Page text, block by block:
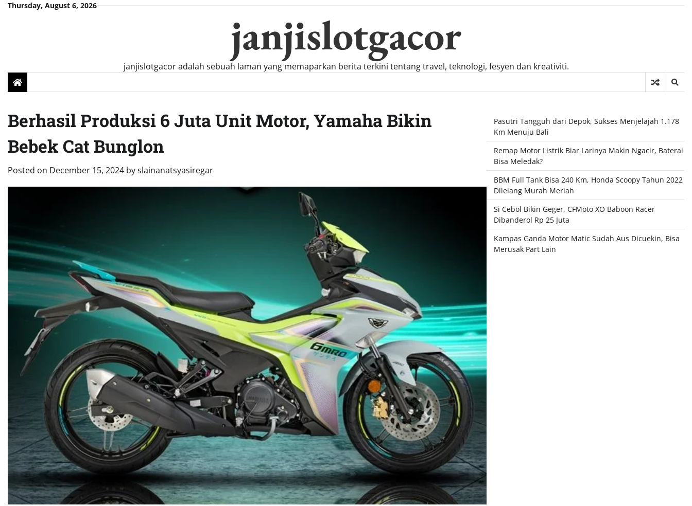
SkipThursday, August 6, 2026
janjislotgacor
janjislotgacor adalah sebuah laman yang memaparkan berita terkini tentang travel, teknologi, fesyen dan kreativiti.
Berhasil Produksi 6 Juta Unit Motor, Yamaha Bikin
Bebek Cat Bunglon
Posted on December 15, 2024 byslainanatsyasiregar
Pasutri Tangguh dari Depok, Sukses Menjelajah 1.178
Km Menuju Bali
Remap Motor Listrik Biar Larinya Makin Ngacir, Baterai
Bisa Meledak?
BBM Full Tank Bisa 240 Km, Honda Scoopy Tahun 2022
Dilelang Murah Meriah
Si Cebol Bikin Geger, CFMoto XO Baboon Racer
Dibanderol Rp 25 Juta
Kampas Ganda Motor Matic Sudah Aus Dicuekin, Bisa
Merusak Part Lain